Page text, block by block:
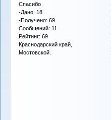
Спасибо
-Дано: 18
-Получено: 69
Сообщений: 11
Рейтинг: 69
Краснодарский край,
Мостовской.